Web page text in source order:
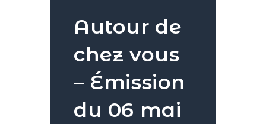
Autour de
chez vous
– Émission
du 06 mai